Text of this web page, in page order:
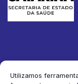
Utilizamos